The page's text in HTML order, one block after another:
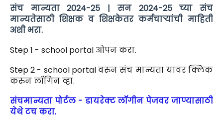
संच मान्यता 2024-25 | सन 2024-25 च्या संच
मान्यतेसाठी शिक्षक व शिक्षकेतर कर्मचाऱ्यांची माहिती
अशी भरा.
Step 1 - school portal ओपन करा.
Step 2 - school portal वरुन संच मान्यता यावर क्लिक
करुन लॉगिन व्हा.
संचमान्यता पोर्टल - डायरेक्ट लॉगीन पेजवर जाण्यासाठी
येथे टच करा.